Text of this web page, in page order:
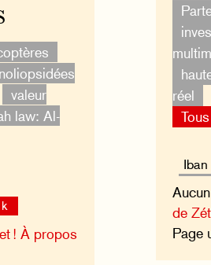
réel
de
Page
valeur
law: Al-
! À propos